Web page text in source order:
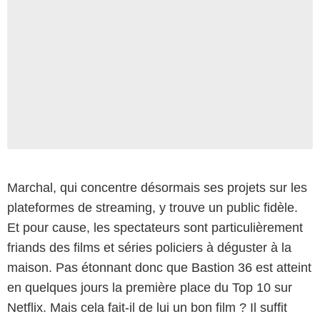
Marchal, qui concentre désormais ses projets sur les
plateformes de streaming, y trouve un public fidèle.
Et pour cause, les spectateurs sont particulièrement
friands des films et séries policiers à déguster à la
maison. Pas étonnant donc que Bastion 36 est atteint
en quelques jours la première place du Top 10 sur
Netflix. Mais cela fait-il de lui un bon film ? Il suffit